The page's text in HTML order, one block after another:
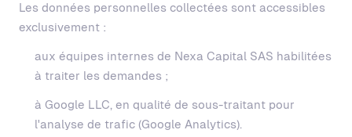
Les données personnelles collectées sont accessibles
exclusivement :
aux équipes internes de Nexa Capital SAS habilitées
à traiter les demandes ;
à Google LLC, en qualité de sous-traitant pour
l'analyse de trafic (Google Analytics).